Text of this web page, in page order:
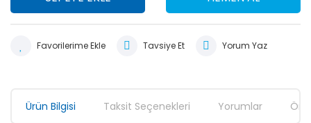
Tavsiye Et Yorum Yaz
Ürün Bilgisi Taksit Seçenekleri Yorumlar